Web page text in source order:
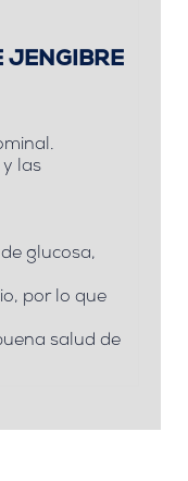
JENGIBRE
las
glucosa,
por lo que
salud de